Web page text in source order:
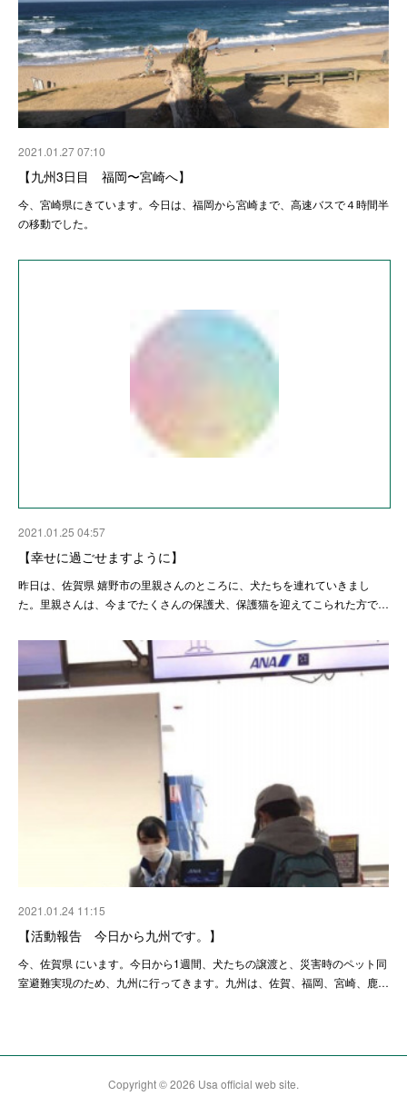
2021.01.27 07:10
【九州3日目 福岡〜宮崎へ】
今、宮崎県にきています。今日は、福岡から宮崎まで、高速バスで４時間半
の移動でした。
2021.01.25 04:57
【幸せに過ごせますように】
昨日は、佐賀県 嬉野市の里親さんのところに、犬たちを連れていきまし
た。里親さんは、今までたくさんの保護犬、保護猫を迎えてこられた方で…
2021.01.24 11:15
【活動報告 今日から九州です。】
今、佐賀県 にいます。今日から1週間、犬たちの譲渡と、災害時のペット同
室避難実現のため、九州に行ってきます。九州は、佐賀、福岡、宮崎、鹿…
Copyright ©2026 Usa official web site.